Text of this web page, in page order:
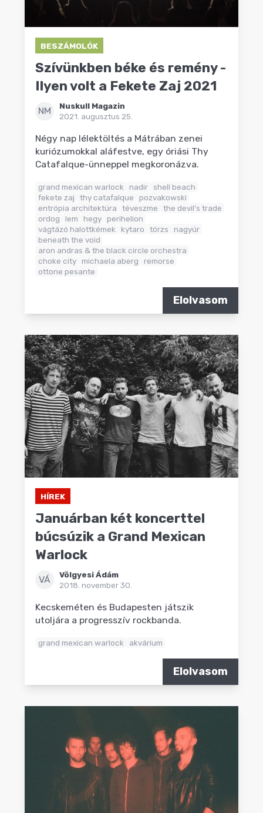
BESZÁMOLÓK
Szívünkben béke és remény -
Ilyen volt a Fekete Zaj 2021
NM
Nuskull Magazin
2021. augusztus 25.
Négy nap lélektöltés a Mátrában zenei
kuriózumokkal aláfestve, egy óriási Thy
Catafalque-ünneppel megkoronázva.
grand mexican warlock nadir shell beach
fekete zaj
thy catafalque
pozvakowski
entrópia architektúra
téveszme
the devil's trade
ordog
lem hegy perihelion
vágtázó halottkémek kytaro törzs
nagyúr
beneath the void
aron andras & the black circle orchestra
choke city michaela aberg
remorse
ottone pesante
Elolvasom
HÍREK
Januárban két koncerttel
búcsúzik a Grand Mexican
Warlock
VÁ
Völgyesi Ádám
2018. november 30.
Kecskeméten és Budapesten játszik
utoljára a progresszív rockbanda.
grand mexican warlock akvárium
Elolvasom